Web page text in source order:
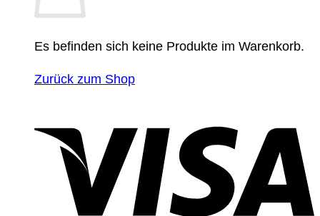
Es befinden sich keine Produkte im Warenkorb.
Zurück zum Shop